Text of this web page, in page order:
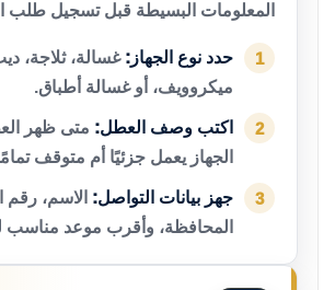
المعلومات البسيطة قبل تسجيل طلب
1 حدد نوع الجهاز: غسالة، ثلاجة،
ميكروويف، أو غسالة أطباق.
2 اكتب وصف العطل: متى ظهر
الجهاز يعمل جزئيًا أم متوقف
3 جهز بيانات التواصل: الاسم، رقم
المحافظة، وأقرب موعد مناسب